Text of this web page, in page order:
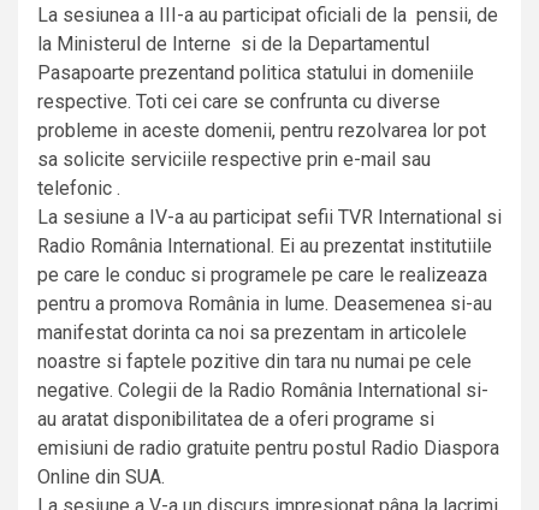
La sesiunea a III-a au participat oficiali de la pensii, de
la Ministerul de Interne si de la Departamentul
Pasapoarte prezentand politica statului in domeniile
respective. Toti cei care se confrunta cu diverse
probleme in aceste domenii, pentru rezolvarea lor pot
sa solicite serviciile respective prin e-mail sau
telefonic .
La sesiune a IV-a au participat sefii TVR International si
Radio România International. Ei au prezentat institutiile
pe care le conduc si programele pe care le realizeaza
pentru a promova România in lume. Deasemenea si-au
manifestat dorinta ca noi sa prezentam in articolele
noastre si faptele pozitive din tara nu numai pe cele
negative. Colegii de la Radio România International si-
au aratat disponibilitatea de a oferi programe si
emisiuni de radio gratuite pentru postul Radio Diaspora
Online din SUA.